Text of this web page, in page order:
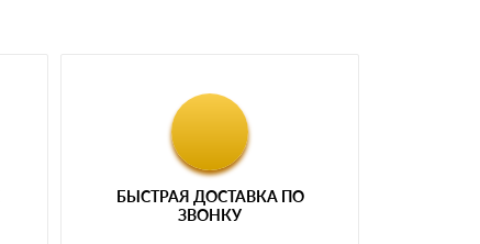
БЫСТРАЯ ДОСТАВКА ПО
ЗВОНКУ